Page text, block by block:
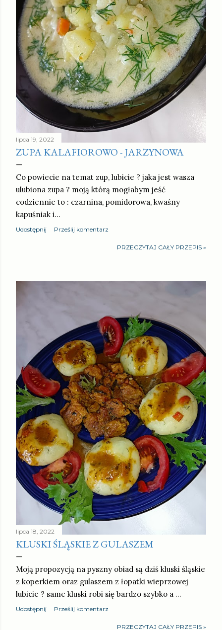
lipca 19, 2022
ZUPA KALAFIOROWO - JARZYNOWA
Co powiecie na temat zup, lubicie ? jaka jest wasza
ulubiona zupa ? moją którą mogłabym jeść
codziennie to : czarnina, pomidorowa, kwaśny
kapuśniak i…
Udostępnij Prześlij komentarz
PRZECZYTAJ CAŁY PRZEPIS »
lipca 18, 2022
KLUSKI ŚLĄSKIE Z GULASZEM
Moją propozycją na pyszny obiad są dziś kluski śląskie
z koperkiem oraz gulaszem z łopatki wieprzowej
lubicie ? same kluski robi się bardzo szybko a …
Udostępnij Prześlij komentarz
PRZECZYTAJ CAŁY PRZEPIS »